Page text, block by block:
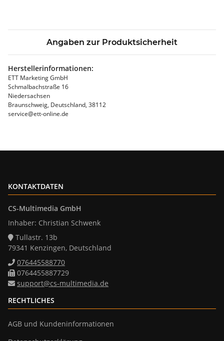
Angaben zur Produktsicherheit
Herstellerinformationen:
ETT Marketing GmbH
Schmalbachstraße 16
Niedersachsen
Braunschweig, Deutschland, 38112
service@ett-online.de
KONTAKTDATEN
CS-Multimedia GmbH
Inhaber: Christian Schwenk
Tullastr. 13b
79341 Kenzingen, Deutschland
076445588770
0764455887729
support@cs-multimedia.de
RECHTLICHES
AGB und Kundeninformationen